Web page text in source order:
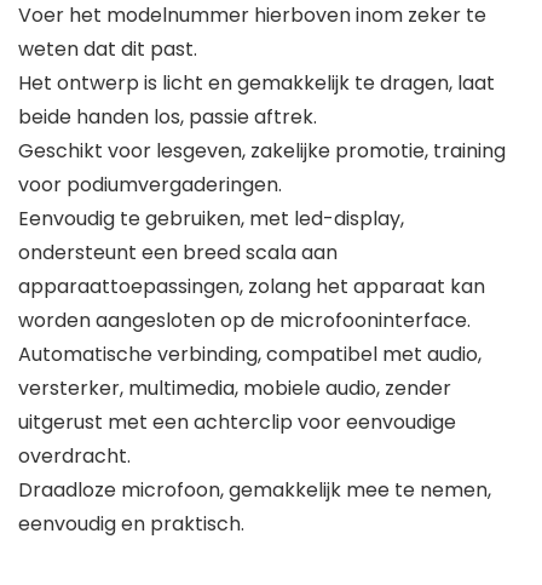
Voer het modelnummer hierboven inom zeker te
weten dat dit past.
Het ontwerp is licht en gemakkelijk te dragen, laat
beide handen los, passie aftrek.
Geschikt voor lesgeven, zakelijke promotie, training
voor podiumvergaderingen.
Eenvoudig te gebruiken, met led-display,
ondersteunt een breed scala aan
apparaattoepassingen, zolang het apparaat kan
worden aangesloten op de microfooninterface.
Automatische verbinding, compatibel met audio,
versterker, multimedia, mobiele audio, zender
uitgerust met een achterclip voor eenvoudige
overdracht.
Draadloze microfoon, gemakkelijk mee te nemen,
eenvoudig en praktisch.